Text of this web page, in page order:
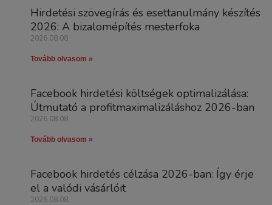
Hirdetési szövegírás és esettanulmány készítés
2026: A bizalomépítés mesterfoka
2026.08.08.
Tovább olvasom »
Facebook hirdetési költségek optimalizálása:
Útmutató a profitmaximalizáláshoz 2026-ban
2026.08.08.
Tovább olvasom »
Facebook hirdetés célzása 2026-ban: Így érje
el a valódi vásárlóit
2026.08.08.